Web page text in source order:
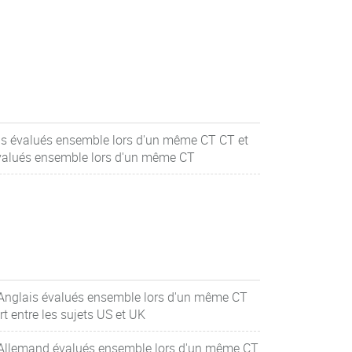
évalués ensemble lors d'un même CT CT et
ensemble lors d'un même CT
évalués ensemble lors d'un même CT
entre les sujets US et UK
évalués ensemble lors d'un même CT